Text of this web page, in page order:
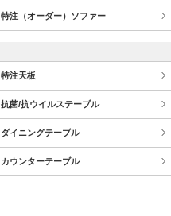
特注（オーダー）ソファー
特注天板
抗菌/抗ウイルステーブル
ダイニングテーブル
カウンターテーブル